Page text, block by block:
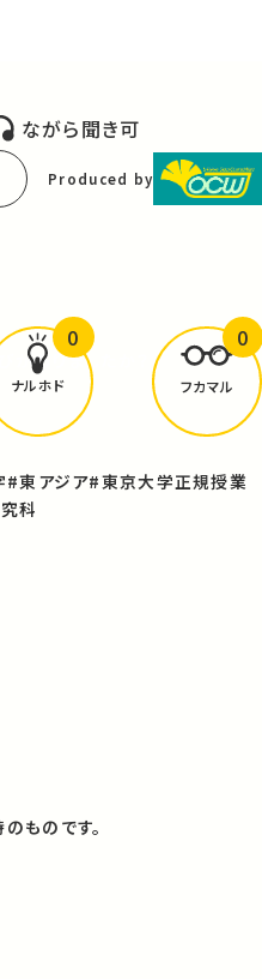
ながら聞き可
Produced by
がありましたか？
ナルホド
0
フカマル
0
#東アジア#東京大学正規授業
科
ものです。